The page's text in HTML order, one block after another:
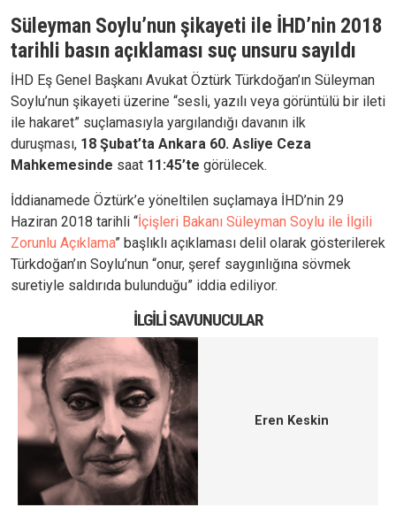
Süleyman Soylu’nun şikayeti ile İHD’nin 2018
tarihli basın açıklaması suç unsuru sayıldı
İHD Eş Genel Başkanı Avukat Öztürk Türkdoğan’ın Süleyman
Soylu’nun şikayeti üzerine “sesli, yazılı veya görüntülü bir ileti
ile hakaret” suçlamasıyla yargılandığı davanın ilk
duruşması, 18 Şubat’ta Ankara 60. Asliye Ceza
Mahkemesinde saat 11:45’te görülecek.
İddianamede Öztürk’e yöneltilen suçlamaya İHD’nin 29
Haziran 2018 tarihli “İçişleri Bakanı Süleyman Soylu ile İlgili
Zorunlu Açıklama” başlıklı açıklaması delil olarak gösterilerek
Türkdoğan’ın Soylu’nun “onur, şeref saygınlığına sövmek
suretiyle saldırıda bulunduğu” iddia ediliyor.
İLGILI SAVUNUCULAR
Eren Keskin